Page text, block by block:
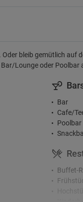
bleib gemütlich auf
Lounge oder Poolbar
Bar
Cafe/
Poolbar
Buffet-